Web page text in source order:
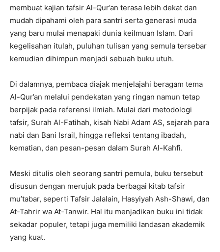
membuat kajian tafsir Al-Qur’an terasa lebih dekat dan
mudah dipahami oleh para santri serta generasi muda
yang baru mulai menapaki dunia keilmuan Islam. Dari
kegelisahan itulah, puluhan tulisan yang semula tersebar
kemudian dihimpun menjadi sebuah buku utuh.
Di dalamnya, pembaca diajak menjelajahi beragam tema
Al-Qur’an melalui pendekatan yang ringan namun tetap
berpijak pada referensi ilmiah. Mulai dari metodologi
tafsir, Surah Al-Fatihah, kisah Nabi Adam AS, sejarah para
nabi dan Bani Israil, hingga refleksi tentang ibadah,
kematian, dan pesan-pesan dalam Surah Al-Kahfi.
Meski ditulis oleh seorang santri pemula, buku tersebut
disusun dengan merujuk pada berbagai kitab tafsir
mu’tabar, seperti Tafsir Jalalain, Hasyiyah Ash-Shawi, dan
At-Tahrir wa At-Tanwir. Hal itu menjadikan buku ini tidak
sekadar populer, tetapi juga memiliki landasan akademik
yang kuat.